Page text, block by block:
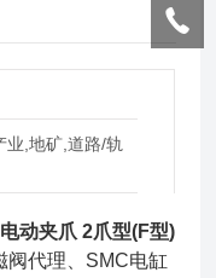
业,地矿,道路/轨
动夹爪 2爪型(F型)
阀代理、SMC电缸